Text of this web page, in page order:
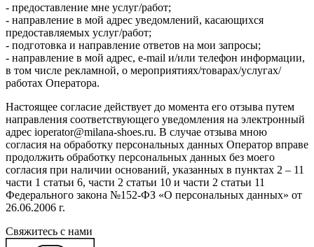
- предоставление мне услуг/работ;
- направление в мой адрес уведомлений, касающихся
предоставляемых услуг/работ;
- подготовка и направление ответов на мои запросы;
- направление в мой адрес, e-mail и/или телефон информации,
в том числе рекламной, о мероприятиях/товарах/услугах/
работах Оператора.
Настоящее согласие действует до момента его отзыва путем
направления соответствующего уведомления на электронный
адрес ioperator@milana-shoes.ru. В случае отзыва мною
согласия на обработку персональных данных Оператор вправе
продолжить обработку персональных данных без моего
согласия при наличии оснований, указанных в пунктах 2 – 11
части 1 статьи 6, части 2 статьи 10 и части 2 статьи 11
Федерального закона №152-ФЗ «О персональных данных» от
26.06.2006 г.
Cвяжитесь с нами